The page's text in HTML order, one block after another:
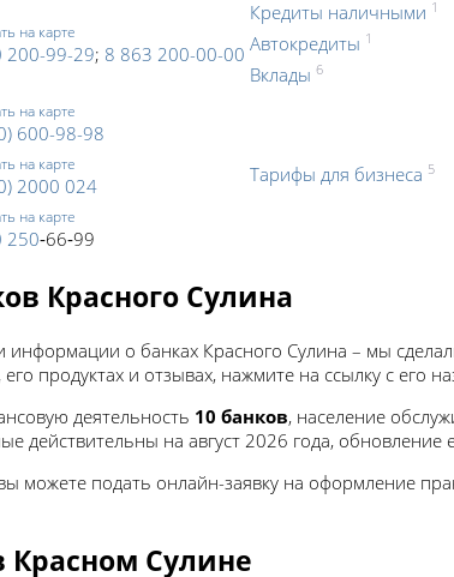
на карте
200-99-29; 8 863 200-00-00
Кредиты наличными 1
Автокредиты 1
Вклады 6
на карте
600-98-98
на карте
2000 024 Тарифы для бизнеса 5
на карте
250‑66‑99
Красного Сулина
о банках Красного Сулина – мы
продуктах и отзывах, нажмите на ссылку с его
деятельность 10 банков, население
действительны на август 2026 года, обновление
можете подать онлайн-заявку на оформление
Красном Сулине